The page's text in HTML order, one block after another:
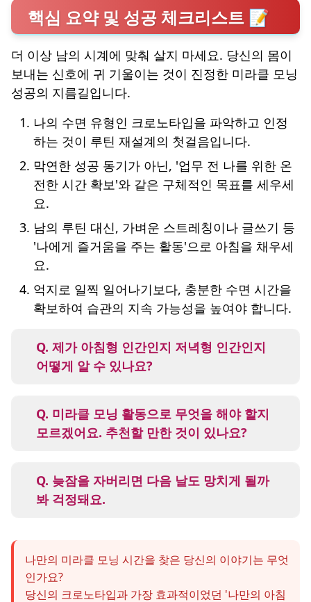
핵심 요약 및 성공 체크리스트 📝
더 이상 남의 시계에 맞춰 살지 마세요. 당신의 몸이
보내는 신호에 귀 기울이는 것이 진정한 미라클 모닝
성공의 지름길입니다.
나의 수면 유형인 크로노타입을 파악하고 인정
하는 것이 루틴 재설계의 첫걸음입니다.
막연한 성공 동기가 아닌, '업무 전 나를 위한 온
전한 시간 확보'와 같은 구체적인 목표를 세우세
요.
남의 루틴 대신, 가벼운 스트레칭이나 글쓰기 등
'나에게 즐거움을 주는 활동'으로 아침을 채우세
요.
억지로 일찍 일어나기보다, 충분한 수면 시간을
확보하여 습관의 지속 가능성을 높여야 합니다.
Q. 제가 아침형 인간인지 저녁형 인간인지
어떻게 알 수 있나요?
나는지, 그리고 하루 중 가장 활발하고 생산적
인 시간대가 언제인지 2~3주 정도 기록해보면
수 있습니다.
Q. 미라클 모닝 활동으로 무엇을 해야 할지
모르겠어요. 추천할 만한 것이 있나요?
도움이 되는 활동을 추천해요. 좋아하는 음악
듣기, 짧은 명상, 따뜻한 차 마시기, 감사 일기
것입니다.
Q. 늦잠을 자버리면 다음 날도 망치게 될까
봐 걱정돼요.
너지는 것은 절대 아니에요. 오히려 자신을 용
서하고, '내일 다시 잘하면 돼!'라고 긍정적으
나만의 미라클 모닝 시간을 찾은 당신의 이야기는 무엇
인가요?
당신의 크로노타입과 가장 효과적이었던 '나만의 아침